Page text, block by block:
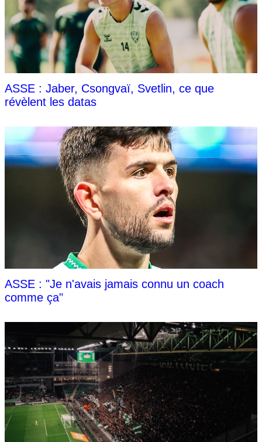
ASSE : Jaber, Csongvaï, Svetlin, ce que
révèlent les datas
ASSE : "Je n'avais jamais connu un coach
comme ça"